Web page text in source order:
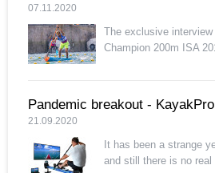
07.11.2020
The exclusive
Champion 200m ISA
Pandemic breakout - KayakPro
21.09.2020
It has been a strange
and still there is no real